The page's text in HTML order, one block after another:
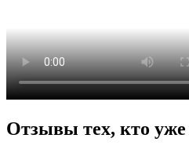
Отзывы тех, кто